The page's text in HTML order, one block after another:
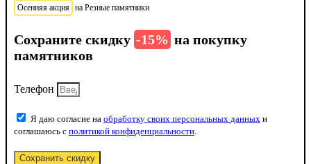
Осенняя акция на Резные памятники
Сохраните скидку -15% на покупку
памятников
Телефон
Я даю согласие на обработку своих персональных данных и
соглашаюсь с политикой конфиденциальности
Сохранить скидку